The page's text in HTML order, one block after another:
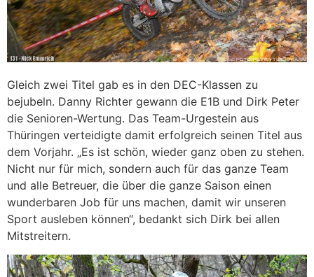
Gleich zwei Titel gab es in den DEC-Klassen zu
bejubeln. Danny Richter gewann die E1B und Dirk Peter
die Senioren-Wertung. Das Team-Urgestein aus
Thüringen verteidigte damit erfolgreich seinen Titel aus
dem Vorjahr. „Es ist schön, wieder ganz oben zu stehen.
Nicht nur für mich, sondern auch für das ganze Team
und alle Betreuer, die über die ganze Saison einen
wunderbaren Job für uns machen, damit wir unseren
Sport ausleben können“, bedankt sich Dirk bei allen
Mitstreitern.